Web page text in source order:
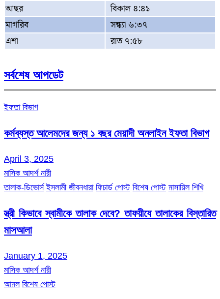
আছর
বিকাল ৪:৪১
মাগরিব
সন্ধ্যা ৬:৩৭
এশা
রাত ৭:৫৮
সর্বশেষ আপডেট
ইফতা বিভাগ
কর্মব্যস্ত আলেমদের জন্য ১ বছর মেয়াদী অনলাইন ইফতা বিভাগ
April 3, 2025
মাসিক আদর্শ নারী
তালাক-ডিভোর্স ইসলামী জীবনধারা ফিচার্ড পোস্ট বিশেষ পোস্ট মাসায়িল শিখি
স্ত্রী কিভাবে স্বামীকে তালাক দেবে? তাফয়ীযে তালাকের বিস্তারিত
মাসআলা
January 1, 2025
মাসিক আদর্শ নারী
আমল বিশেষ পোস্ট